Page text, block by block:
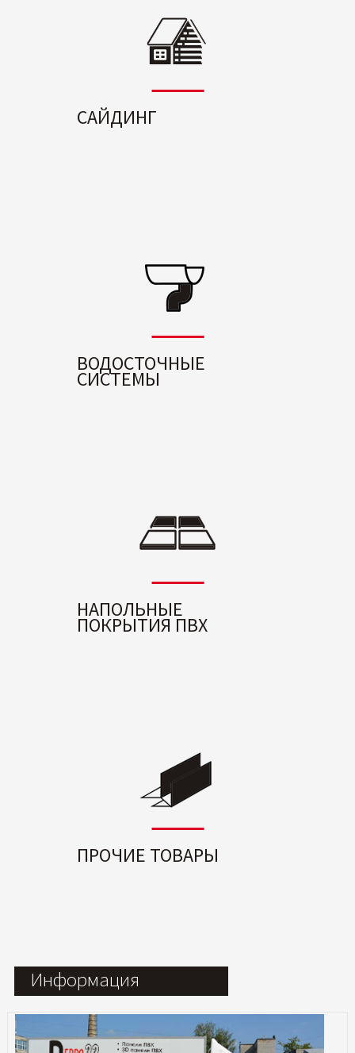
САЙДИНГ
ВОДОСТОЧНЫЕ
СИСТЕМЫ
НАПОЛЬНЫЕ
ПОКРЫТИЯ ПВХ
ПРОЧИЕ ТОВАРЫ
Информация